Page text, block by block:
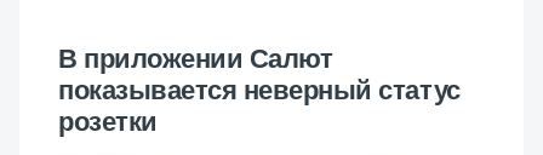
В приложении Салют
показывается неверный статус
розетки